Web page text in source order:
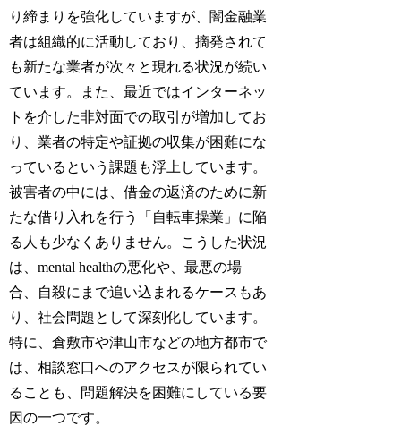
り締まりを強化していますが、闇金融業
者は組織的に活動しており、摘発されて
も新たな業者が次々と現れる状況が続い
ています。また、最近ではインターネッ
トを介した非対面での取引が増加してお
り、業者の特定や証拠の収集が困難にな
っているという課題も浮上しています。
被害者の中には、借金の返済のために新
たな借り入れを行う「自転車操業」に陥
る人も少なくありません。こうした状況
は、mental healthの悪化や、最悪の場
合、自殺にまで追い込まれるケースもあ
り、社会問題として深刻化しています。
特に、倉敷市や津山市などの地方都市で
は、相談窓口へのアクセスが限られてい
ることも、問題解決を困難にしている要
因の一つです。